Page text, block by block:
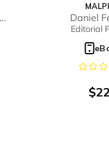
Daniel
Editorial
$